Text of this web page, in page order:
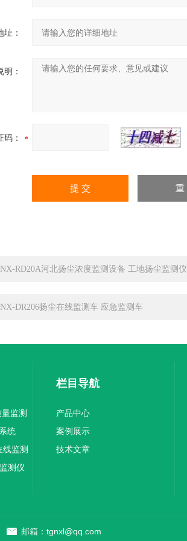
址：
明：
码：
RD20A河北扬尘浓度监测设备 工地扬尘监测仪
DR206扬尘在线监测车 应急监测车
监测
统
监测
测仪
栏目导航
产品中心
案例展示
技术文章
邮箱：tgnxl@qq.com